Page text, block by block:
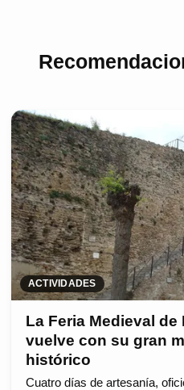
ACTIVIDADES
La Feria Medieval
vuelve con su gran
histórico
Cuatro días de artesanía,